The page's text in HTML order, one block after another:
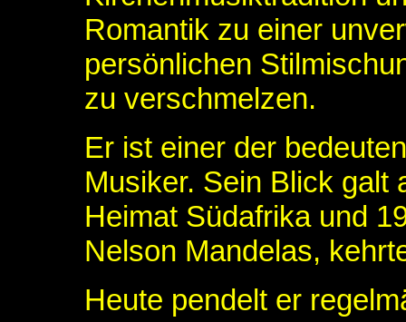
Romantik zu einer
persönlichen
zu verschmelzen.
Er ist einer der
Musiker. Sein Blick galt
Heimat Südafrika und
Nelson Mandelas,
Heute pendelt er